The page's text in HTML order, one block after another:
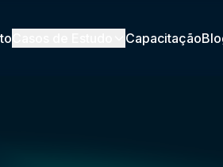
Capacitação